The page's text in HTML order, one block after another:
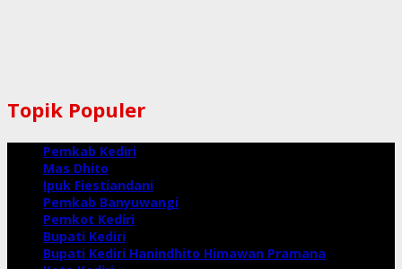
Topik Populer
Pemkab Kediri
Mas Dhito
Ipuk Fiestiandani
Pemkab Banyuwangi
Pemkot Kediri
Bupati Kediri
Bupati Kediri Hanindhito Himawan Pramana